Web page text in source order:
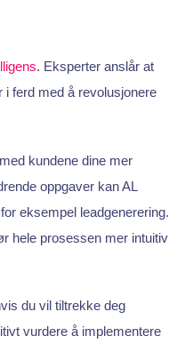
. Eksperter anslår at
i ferd med å revolusjonere
kundene dine mer
oppgaver kan AL
eksempel leadgenerering.
hele prosessen mer intuitiv
du vil tiltrekke deg
vurdere å implementere